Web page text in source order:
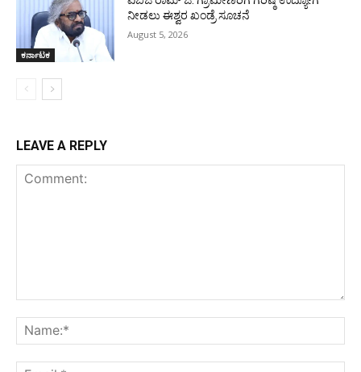
ಕರ್ನಾಟಕ
ನೀಡಲು ಈಶ್ವರ ಖಂಡ್ರೆ ಸೂಚನೆ
August 5, 2026
LEAVE A REPLY